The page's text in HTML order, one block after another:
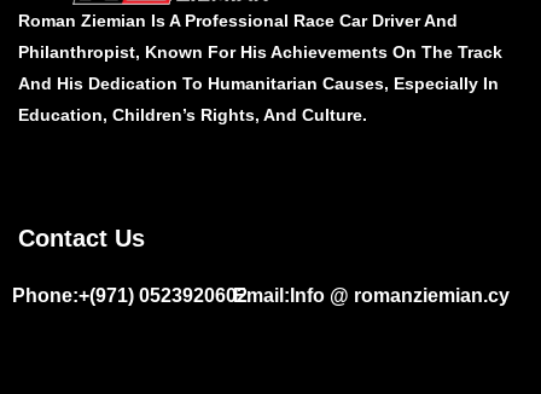
Roman Ziemian Is A Professional Race Car Driver And
Philanthropist, Known For His Achievements On The Track
And His Dedication To Humanitarian Causes, Especially In
Education, Children’s Rights, And Culture.
Contact Us
Phone:+(971) 0523920602Email:Info @ romanziemian.cy